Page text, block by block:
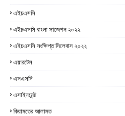
এইচএসসি
এইচএসসি বাংলা সাজেশন ২০২২
এইচএসসি সংক্ষিপ্ত সিলেবাস ২০২২
এয়ারটেল
এসএসসি
এসাইনমেন্ট
কিয়ামতের আলামত